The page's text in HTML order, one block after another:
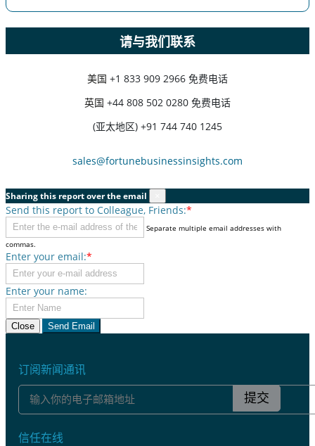
请与我们联系
美国 +1 833 909 2966 免费电话
英国 +44 808 502 0280 免费电话
(亚太地区) +91 744 740 1245
sales@fortunebusinessinsights.com
Sharing this report over the email
Send this report to Colleague, Friends:*
Separate multiple email addresses with
commas.
Enter your email:*
Enter your name:
Close Send Email
订阅新闻通讯
提交
信任在线